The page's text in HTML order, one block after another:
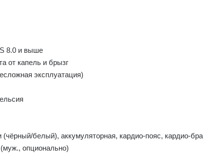
8.0 и выше
от капель и брызг
эксплуатация)
белый), аккумуляторная, кардио-пояс, кардио-бра
опционально)